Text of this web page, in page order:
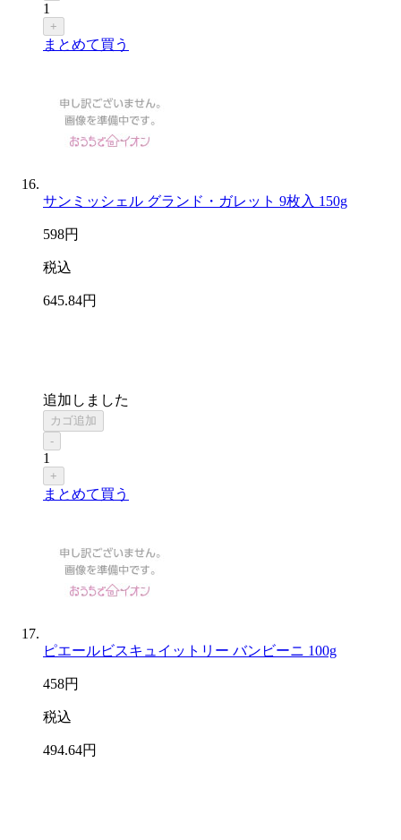
1
+
まとめて買う
サンミッシェル グランド・ガレット 9枚入 150g
598円
税込
645.84円
追加しました
カゴ追加
-
1
+
まとめて買う
ピエールビスキュイットリー バンビーニ 100g
458円
税込
494.64円